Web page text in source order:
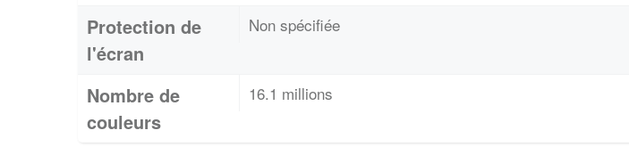
Protection de
l'écran
Non spécifiée
Nombre de
couleurs
16.1 millions